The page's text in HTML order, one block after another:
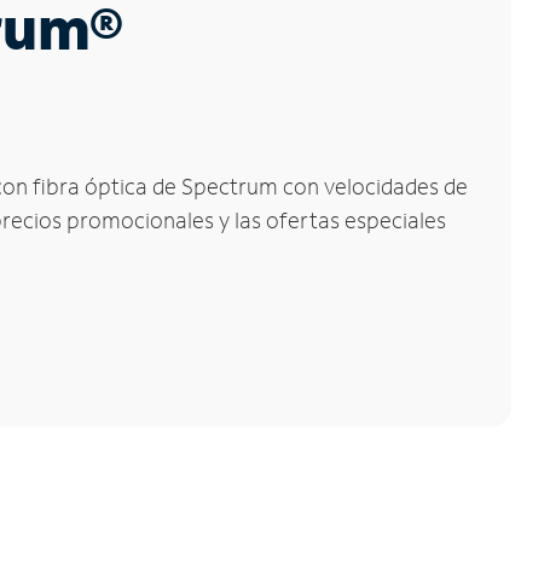
fibra óptica de Spectrum con velocidades de
promocionales y las ofertas especiales